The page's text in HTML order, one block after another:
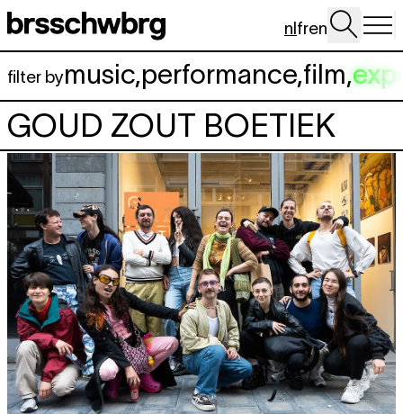
Spring naar hoofdinhoud
nlfren
filter bymusic,performance,film,
GOUD ZOUT BOETIEK